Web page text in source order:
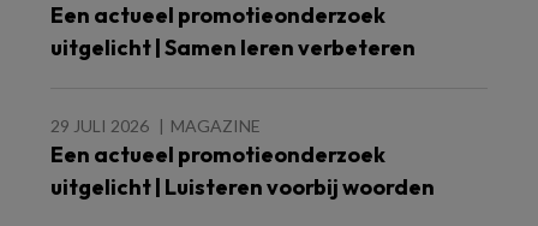
Een actueel promotieonderzoek
uitgelicht | Samen leren verbeteren
29 JULI 2026 MAGAZINE
Een actueel promotieonderzoek
uitgelicht | Luisteren voorbij woorden